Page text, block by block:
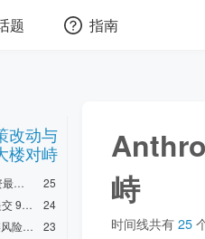
题 指南
改动与
楼对峙
Google承诺向Anthropic投资最多400亿美元，Amazon同期加码250亿
25
Anthropic 向 DC 上诉法院提交 96 页书面意见，否认存在 Claude “kill switch”
24
DC上诉法院驳回中止供应链风险标签请求，加速审理定于5月19日辩论
23
峙
时间线共有25